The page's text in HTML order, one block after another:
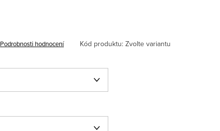
Podrobnosti hodnocení Kód produktu: Zvolte variantu